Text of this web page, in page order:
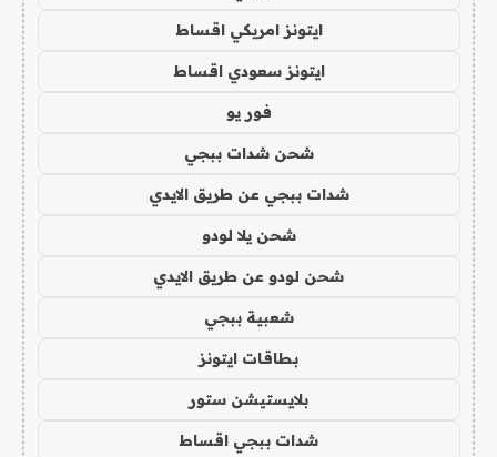
ايتونز امريكي اقساط
ايتونز سعودي اقساط
فور يو
شحن شدات ببجي
شدات ببجي عن طريق الايدي
شحن يلا لودو
شحن لودو عن طريق الايدي
شعبية ببجي
بطاقات ايتونز
بلايستيشن ستور
شدات ببجي اقساط